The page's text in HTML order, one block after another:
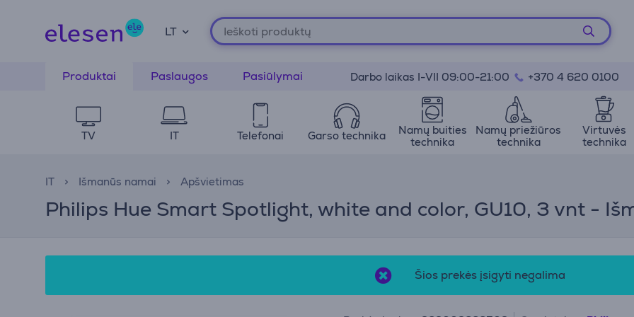
LT
Produktai Paslaugos Pasiūlymai Darbo laikas I-VII 09:00-21:00 +370 4 620 0100
TV IT Telefonai Garso technika
Namų buities
technika
Namų priežiūros
technika
Virtuvės
technika
IT Išmanūs namai Apšvietimas
Philips Hue Smart Spotlight, white and color, GU10, 3 vnt -
Šios prekės įsigyti negalima